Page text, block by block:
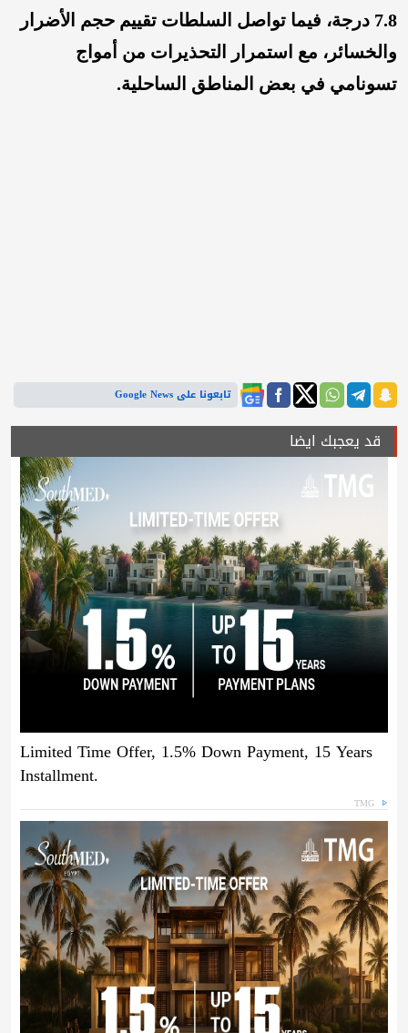
7.8 درجة، فيما تواصل السلطات تقييم حجم الأضرار
والخسائر، مع استمرار التحذيرات من أمواج
تسونامي في بعض المناطق الساحلية.
تابعونا على Google News
قد يعجبك ايضا
Limited Time Offer, 1.5% Down Payment, 15 Years
Installment.
TMG